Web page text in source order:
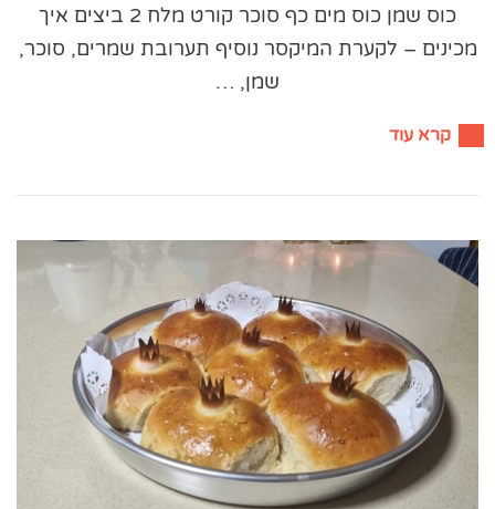
כוס שמן כוס מים כף סוכר קורט מלח 2 ביצים איך
מכינים – לקערת המיקסר נוסיף תערובת שמרים, סוכר,
שמן, …
קרא עוד